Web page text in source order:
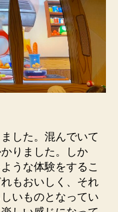
した。混んでいて
りました。しか
うな体験をするこ
もおいしく、それ
いものとなってい